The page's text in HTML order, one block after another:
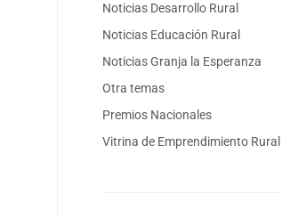
Noticias Desarrollo Rural
Noticias Educación Rural
Noticias Granja la Esperanza
Otra temas
Premios Nacionales
Vitrina de Emprendimiento Rural